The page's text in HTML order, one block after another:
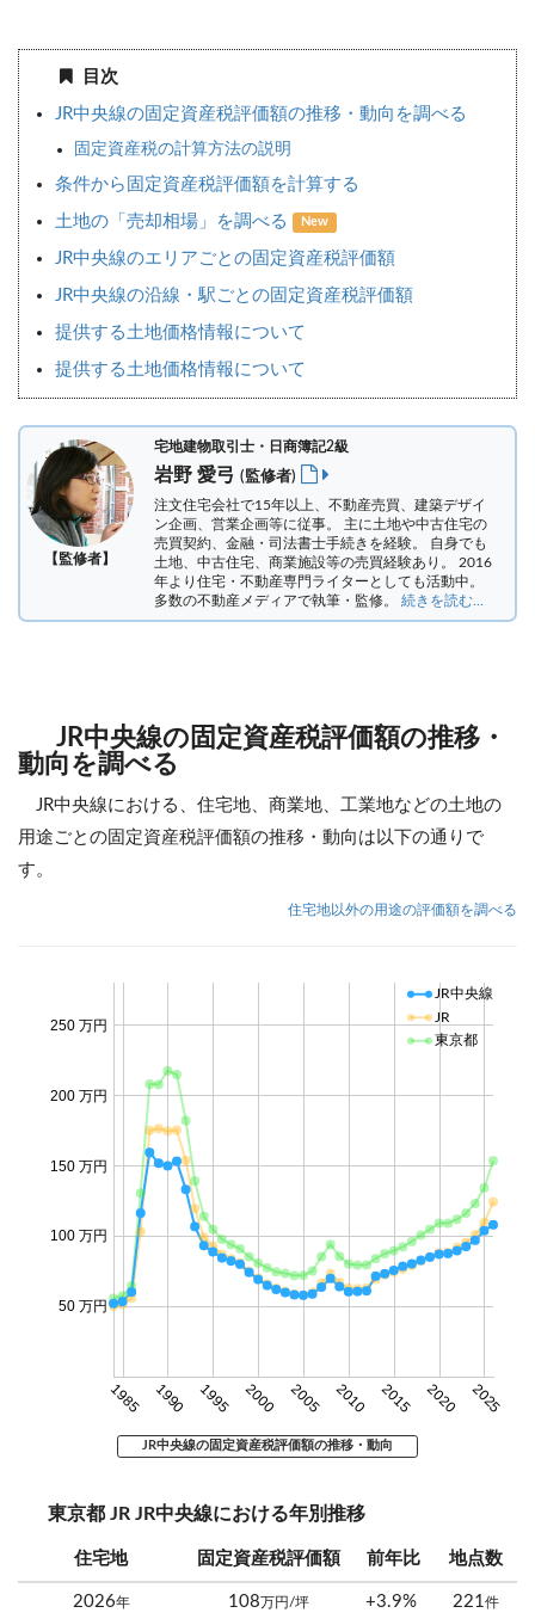
目次
JR中央線の固定資産税評価額の推移・動向を調べる
固定資産税の計算方法の説明
条件から固定資産税評価額を計算する
土地の「売却相場」を調べる New
JR中央線のエリアごとの固定資産税評価額
JR中央線の沿線・駅ごとの固定資産税評価額
提供する土地価格情報について
提供する土地価格情報について
【監修者】
宅地建物取引士・日商簿記2級
岩野 愛弓 (監修者)
注文住宅会社で15年以上、不動産売買、建築デザイ
ン企画、営業企画等に従事。 主に土地や中古住宅の
売買契約、金融・司法書士手続きを経験。 自身でも
土地、中古住宅、商業施設等の売買経験あり。 2016
年より住宅・不動産専門ライターとしても活動中。
多数の不動産メディアで執筆・監修。 続きを読む...
JR中央線の固定資産税評価額の推移・
動向を調べる
JR中央線における、住宅地、商業地、工業地などの土地の
用途ごとの固定資産税評価額の推移・動向は以下の通りで
す。
住宅地以外の用途の評価額を調べる
1985 1990 1995 2000 2005 2010 2015 2020 2025
50 万円
100 万円
150 万円
200 万円
250 万円
JR中央線
JR
東京都
JR中央線の固定資産税評価額の推移・動向
東京都 JR JR中央線における年別推移
住宅地 固定資産税評価額 前年比 地点数
2026年 108万円/坪 +3.9% 221件